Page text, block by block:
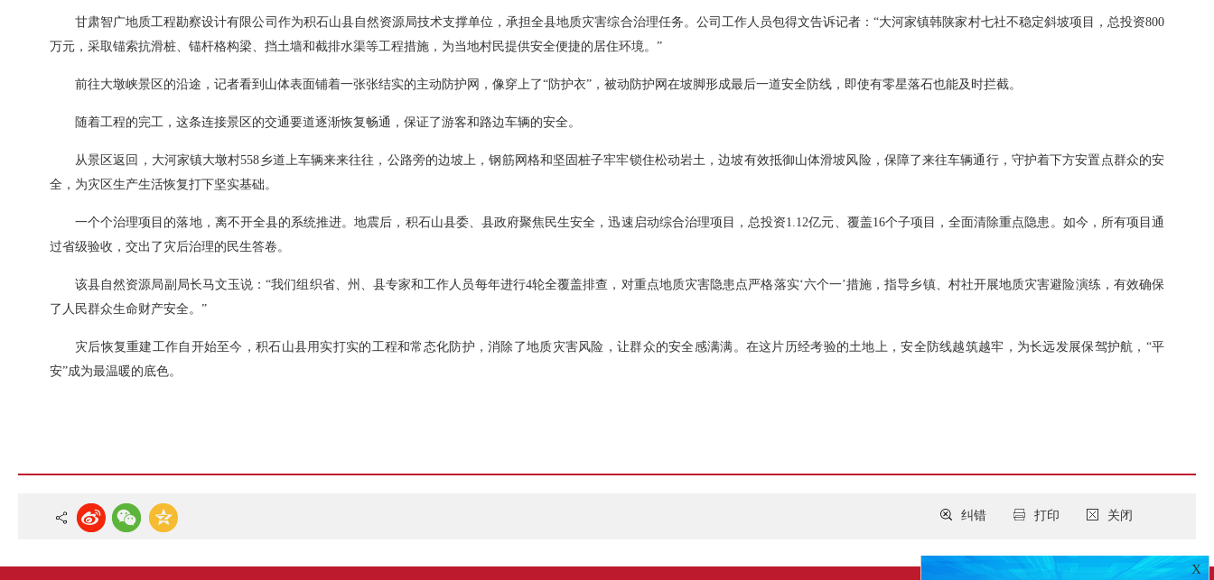
甘肃智广地质工程勘察设计有限公司作为积石山县自然资源局技术支撑单位，承担全县地质灾害综合治理任务。公司工作人员包得文告诉记者：“大河家镇韩陕家村七社不稳定斜坡项目，总投资800
万元，采取锚索抗滑桩、锚杆格构梁、挡土墙和截排水渠等工程措施，为当地村民提供安全便捷的居住环境。”
前往大墩峡景区的沿途，记者看到山体表面铺着一张张结实的主动防护网，像穿上了“防护衣”，被动防护网在坡脚形成最后一道安全防线，即使有零星落石也能及时拦截。
随着工程的完工，这条连接景区的交通要道逐渐恢复畅通，保证了游客和路边车辆的安全。
从景区返回，大河家镇大墩村558乡道上车辆来来往往，公路旁的边坡上，钢筋网格和坚固桩子牢牢锁住松动岩土，边坡有效抵御山体滑坡风险，保障了来往车辆通行，守护着下方安置点群众的安
全，为灾区生产生活恢复打下坚实基础。
一个个治理项目的落地，离不开全县的系统推进。地震后，积石山县委、县政府聚焦民生安全，迅速启动综合治理项目，总投资1.12亿元、覆盖16个子项目，全面清除重点隐患。如今，所有项目通
过省级验收，交出了灾后治理的民生答卷。
该县自然资源局副局长马文玉说：“我们组织省、州、县专家和工作人员每年进行4轮全覆盖排查，对重点地质灾害隐患点严格落实‘六个一’措施，指导乡镇、村社开展地质灾害避险演练，有效确保
了人民群众生命财产安全。”
灾后恢复重建工作自开始至今，积石山县用实打实的工程和常态化防护，消除了地质灾害风险，让群众的安全感满满。在这片历经考验的土地上，安全防线越筑越牢，为长远发展保驾护航，“平
安”成为最温暖的底色。
关闭
打印
纠错
X